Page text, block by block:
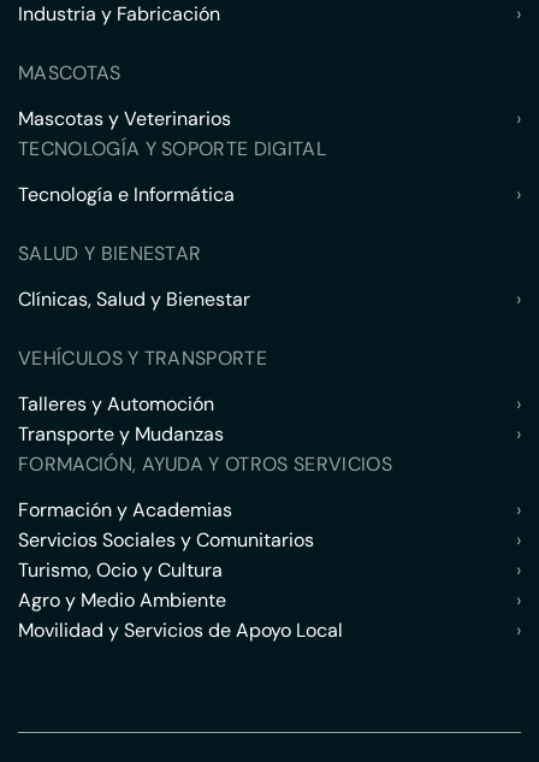
Industria y Fabricación
›
MASCOTAS
Mascotas y Veterinarios
›
TECNOLOGÍA Y SOPORTE DIGITAL
Tecnología e Informática
›
SALUD Y BIENESTAR
Clínicas, Salud y Bienestar
›
VEHÍCULOS Y TRANSPORTE
Talleres y Automoción
›
Transporte y Mudanzas
›
FORMACIÓN, AYUDA Y OTROS SERVICIOS
Formación y Academias
›
Servicios Sociales y Comunitarios
›
Turismo, Ocio y Cultura
›
Agro y Medio Ambiente
›
Movilidad y Servicios de Apoyo Local
›